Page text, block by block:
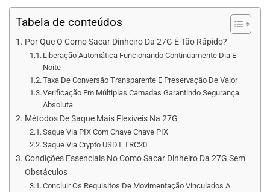
Tabela de conteúdos
Por Que O Como Sacar Dinheiro Da 27G É Tão Rápido?
Liberação Automática Funcionando Continuamente Dia E
Noite
Taxa De Conversão Transparente E Preservação De Valor
Verificação Em Múltiplas Camadas Garantindo Segurança
Absoluta
Métodos De Saque Mais Flexíveis Na 27G
Saque Via PIX Com Chave Chave PIX
Saque Via Crypto USDT TRC20
Condições Essenciais No Como Sacar Dinheiro Da 27G Sem
Obstáculos
Concluir Os Requisitos De Movimentação Vinculados A